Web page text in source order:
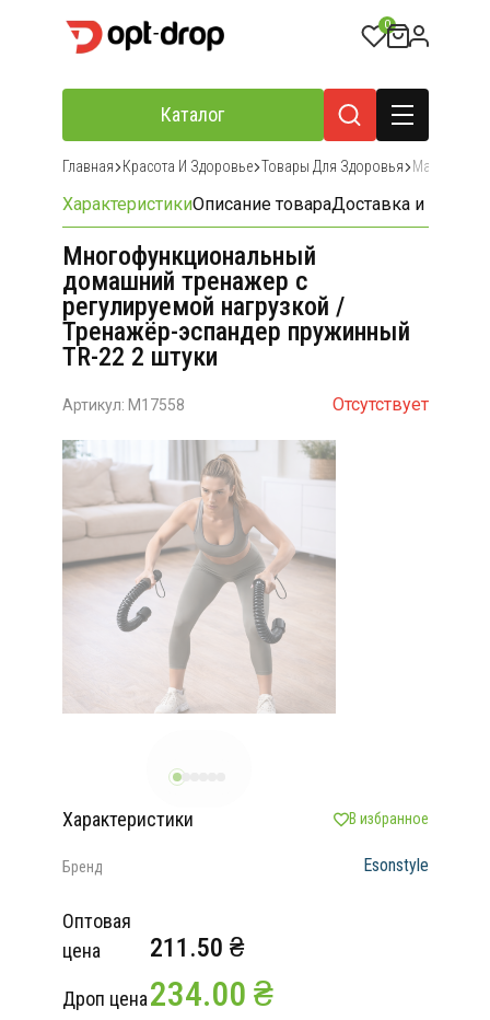
0
Каталог
Главная Красота И Здоровье Товары Для Здоровья Массажеры
ХарактеристикиОписание товараДоставка и оплата
Многофункциональный
домашний тренажер с
регулируемой нагрузкой /
Тренажёр-эспандер пружинный
TR-22 2 штуки
Артикул: M17558 Отсутствует
Характеристики В избранное
Бренд Esonstyle
Оптовая
цена
211.50 ₴
Дроп цена234.00 ₴